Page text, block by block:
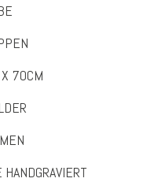
70CM